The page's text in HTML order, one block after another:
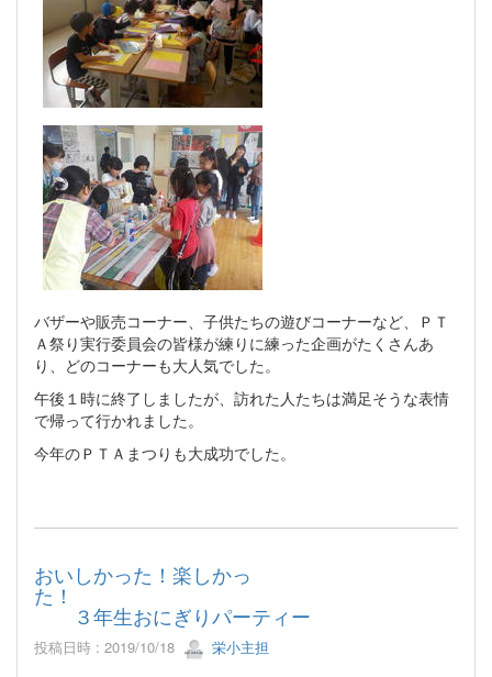
バザーや販売コーナー、子供たちの遊びコーナーなど、ＰＴ
Ａ祭り実行委員会の皆様が練りに練った企画がたくさんあ
り、どのコーナーも大人気でした。
午後１時に終了しましたが、訪れた人たちは満足そうな表情
で帰って行かれました。
今年のＰＴＡまつりも大成功でした。
おいしかった！楽しかっ
た！
３年生おにぎりパーティー
投稿日時 : 2019/10/18 栄小主担